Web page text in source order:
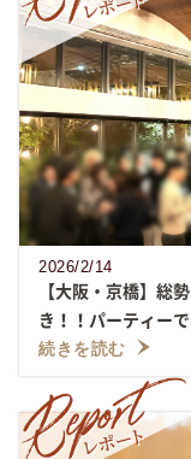
2026/2/14
【大阪・京橋】総
き！！パーティー
続きを読む